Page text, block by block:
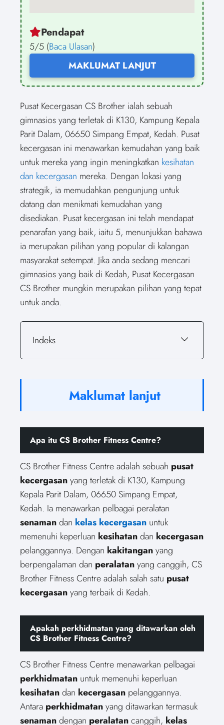
Pendapat
5/5 (Baca Ulasan)
MAKLUMAT LANJUT
Pusat Kecergasan CS Brother ialah sebuah
gimnasios yang terletak di K130, Kampung Kepala
Parit Dalam, 06650 Simpang Empat, Kedah. Pusat
kecergasan ini menawarkan kemudahan yang baik
untuk mereka yang ingin meningkatkan kesihatan
dan kecergasan mereka. Dengan lokasi yang
strategik, ia memudahkan pengunjung untuk
datang dan menikmati kemudahan yang
disediakan. Pusat kecergasan ini telah mendapat
penarafan yang baik, iaitu 5, menunjukkan bahawa
ia merupakan pilihan yang popular di kalangan
masyarakat setempat. Jika anda sedang mencari
gimnasios yang baik di Kedah, Pusat Kecergasan
CS Brother mungkin merupakan pilihan yang tepat
untuk anda.
Indeks
Maklumat lanjut
Apa itu CS Brother Fitness Centre?
CS Brother Fitness Centre adalah sebuah pusat
kecergasanyang terletak di K130, Kampung
Kepala Parit Dalam, 06650 Simpang Empat,
Kedah. Ia menawarkan pelbagai peralatan
senamandan kelas kecergasan untuk
memenuhi keperluan kesihatandan kecergasan
pelanggannya. Dengan kakitanganyang
berpengalaman dan peralatanyang canggih, CS
Brother Fitness Centre adalah salah satu pusat
kecergasanyang terbaik di Kedah.
Apakah perkhidmatan yang ditawarkan oleh
CS Brother Fitness Centre?
CS Brother Fitness Centre menawarkan pelbagai
perkhidmatan untuk memenuhi keperluan
kesihatandan kecergasan pelanggannya.
Antara perkhidmatanyang ditawarkan termasuk
senamandengan peralatancanggih, kelas